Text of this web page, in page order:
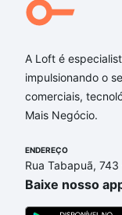
A Loft é
impulsionando o
comerciais,
Mais Negócio.
ENDEREÇO
Rua Tabapuã,
Baixe nosso